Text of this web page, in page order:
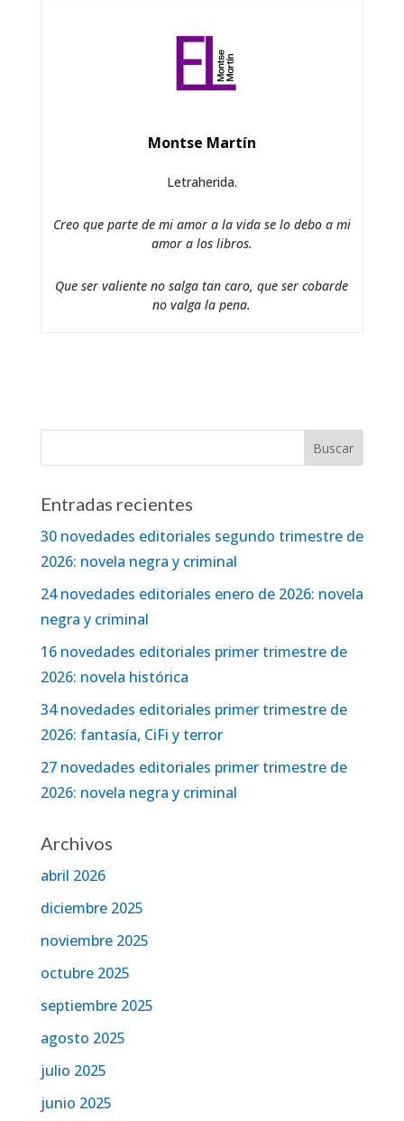
Montse Martín
Letraherida.
Creo que parte de mi amor a la vida se lo debo a mi
amor a los libros.
Que ser valiente no salga tan caro, que ser cobarde
no valga la pena.
Entradas recientes
30 novedades editoriales segundo trimestre de
2026: novela negra y criminal
24 novedades editoriales enero de 2026: novela
negra y criminal
16 novedades editoriales primer trimestre de
2026: novela histórica
34 novedades editoriales primer trimestre de
2026: fantasía, CiFi y terror
27 novedades editoriales primer trimestre de
2026: novela negra y criminal
Archivos
abril 2026
diciembre 2025
noviembre 2025
octubre 2025
septiembre 2025
agosto 2025
julio 2025
junio 2025